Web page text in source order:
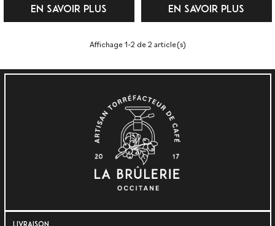
EN SAVOIR PLUS EN SAVOIR PLUS
Affichage 1-2 de 2 article(s)
LIVRAISON